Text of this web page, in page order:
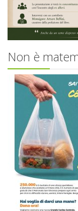
Non è